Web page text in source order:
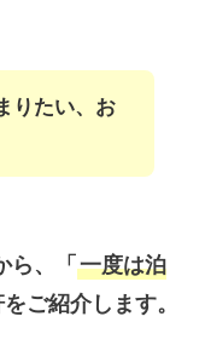
りたい、お
ら、「 一度は泊
ご紹介します。